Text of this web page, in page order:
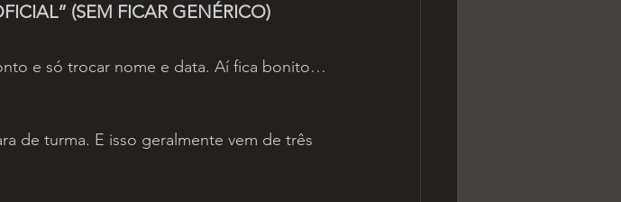
(SEM FICAR GENÉRICO)
e só trocar nome e data. Aí fica bonito…
de turma. E isso geralmente vem de três